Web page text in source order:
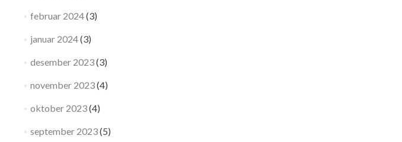
februar 2024(3)
januar 2024(3)
desember 2023(3)
november 2023(4)
oktober 2023(4)
september 2023(5)